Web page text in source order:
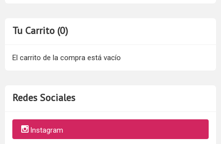
Tu Carrito (0)
El carrito de la compra está vacío
Redes Sociales
Instagram